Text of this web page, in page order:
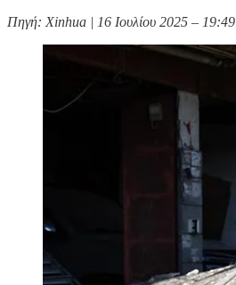
Πηγή: Xinhua | 16 Ιουλίου 2025 – 19:49